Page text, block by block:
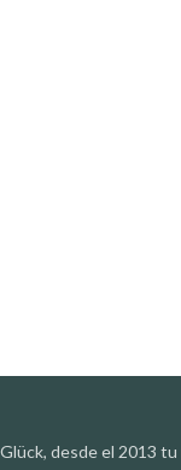
Glück, desde el 2013